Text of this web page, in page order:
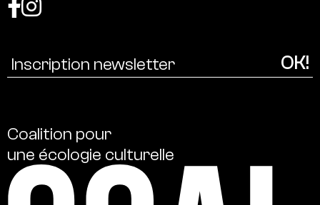
Coalition pour
une écologie culturelle